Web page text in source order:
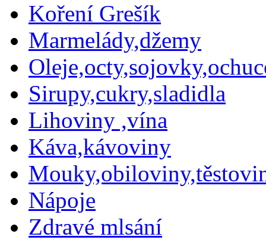
Koření Grešík
Marmelády,džemy
Sirupy,cukry,sladidla
Lihoviny ,vína
Káva,kávoviny
Nápoje
Zdravé mlsání